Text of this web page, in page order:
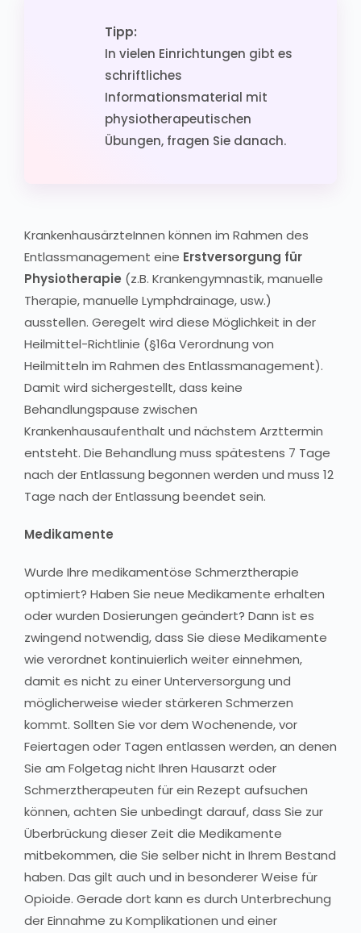
Tipp:
In vielen Einrichtungen gibt es
schriftliches
Informationsmaterial mit
physiotherapeutischen
Übungen, fragen Sie danach.
KrankenhausärzteInnen können im Rahmen des
Entlassmanagement eine Erstversorgung für
Physiotherapie (z.B. Krankengymnastik, manuelle
Therapie, manuelle Lymphdrainage, usw.)
ausstellen. Geregelt wird diese Möglichkeit in der
Heilmittel-Richtlinie (§16a Verordnung von
Heilmitteln im Rahmen des Entlassmanagement).
Damit wird sichergestellt, dass keine
Behandlungspause zwischen
Krankenhausaufenthalt und nächstem Arzttermin
entsteht. Die Behandlung muss spätestens 7 Tage
nach der Entlassung begonnen werden und muss 12
Tage nach der Entlassung beendet sein.
Medikamente
Wurde Ihre medikamentöse Schmerztherapie
optimiert? Haben Sie neue Medikamente erhalten
oder wurden Dosierungen geändert? Dann ist es
zwingend notwendig, dass Sie diese Medikamente
wie verordnet kontinuierlich weiter einnehmen,
damit es nicht zu einer Unterversorgung und
möglicherweise wieder stärkeren Schmerzen
kommt. Sollten Sie vor dem Wochenende, vor
Feiertagen oder Tagen entlassen werden, an denen
Sie am Folgetag nicht Ihren Hausarzt oder
Schmerztherapeuten für ein Rezept aufsuchen
können, achten Sie unbedingt darauf, dass Sie zur
Überbrückung dieser Zeit die Medikamente
mitbekommen, die Sie selber nicht in Ihrem Bestand
haben. Das gilt auch und in besonderer Weise für
Opioide. Gerade dort kann es durch Unterbrechung
der Einnahme zu Komplikationen und einer